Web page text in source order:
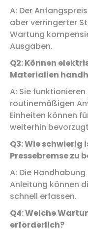
A: Der
aber verringerter
Wartung
Ausgaben.
Q2: Können
Materialien
A: Sie
routinemäßigen
Einheiten können
weiterhin
Q3: Wie schwierig
Pressebremse zu
A: Die
Anleitung können
schnell erfassen.
Q4: Welche
erforderlich?